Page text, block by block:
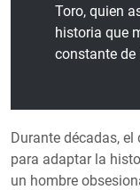
Toro, quien
historia que
constante de
Durante décadas,
para adaptar la
un hombre